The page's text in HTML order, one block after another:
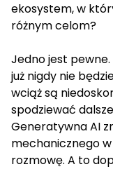
ekosystem, w
różnym celom?
Jedno jest
już nigdy nie
wciąż są
spodziewać
Generatywna AI
mechanicznego
rozmowę. A to